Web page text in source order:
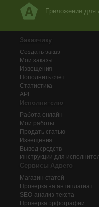
Приложение для
Заказчику
Создать заказ
Мои заказы
Извещения
Пополнить счёт
Статистика
API
Исполнителю
Работа онлайн
Мои работы
Продать статью
Извещения
Вывод средств
Инструкции для
Сервисы Адвего
Магазин статей
Проверка на антиплагиат
SEO-анализ текста
Проверка орфографии